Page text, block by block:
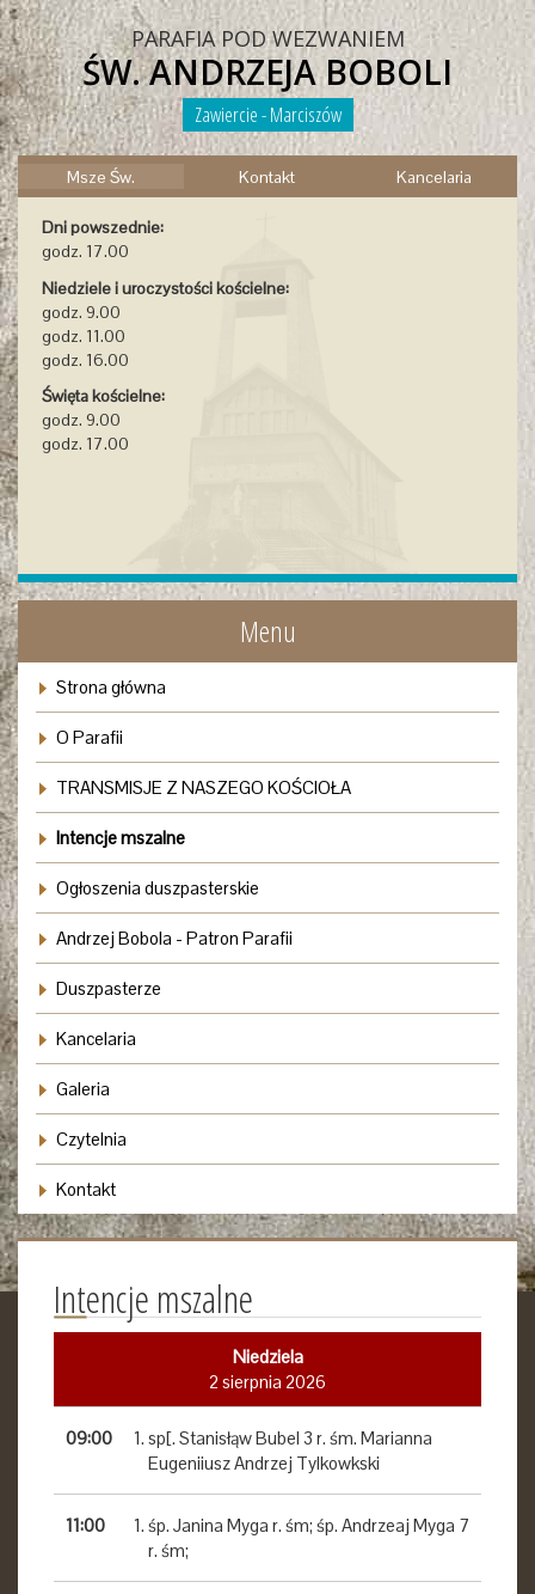
PARAFIA POD WEZWANIEM
ŚW. ANDRZEJA BOBOLI
Zawiercie - Marciszów
Msze Św. Kontakt Kancelaria
Dni powszednie:
godz. 17.00
Niedziele i uroczystości kościelne:
godz. 9.00
godz. 11.00
godz. 16.00
Święta kościelne:
godz. 9.00
godz. 17.00
Menu
Strona główna
O Parafii
TRANSMISJE Z NASZEGO KOŚCIOŁA
Intencje mszalne
Ogłoszenia duszpasterskie
Andrzej Bobola - Patron Parafii
Duszpasterze
Kancelaria
Galeria
Czytelnia
Kontakt
Intencje mszalne
Niedziela
2 sierpnia 2026
09:00
sp[. Stanisłąw Bubel 3 r. śm. Marianna
Eugeniiusz Andrzej Tylkowkski
11:00
śp. Janina Myga r. śm; śp. Andrzeaj Myga 7
r. śm;